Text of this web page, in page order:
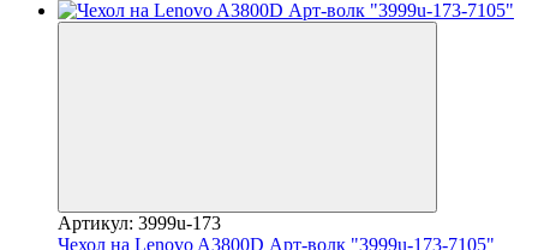
Артикул: 3999u-173
Чехол на Lenovo A3800D Арт-волк "3999u-173-7105"